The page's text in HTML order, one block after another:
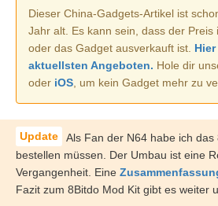
Dieser China-Gadgets-Artikel ist
Jahr alt. Es kann sein, dass der Preis
oder das Gadget ausverkauft ist.
aktuellsten Angeboten. Hole dir
oder iOS , um kein Gadget mehr zu
Als Fan der N64 habe ich das
bestellen müssen. Der Umbau ist eine
Vergangenheit. Eine
Fazit zum 8Bitdo Mod Kit gibt es weiter